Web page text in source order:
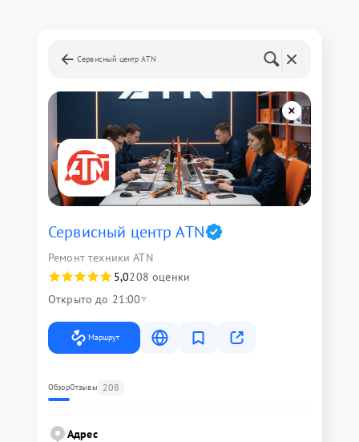
Сервисный центр ATN
Сервисный центр ATN
Ремонт техники ATN
5,0208 оценки
Открыто до 21:00
Маршрут
ОбзорОтзывы 208
Адрес